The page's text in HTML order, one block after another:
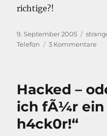
richtige?!
Veröffentlicht
am
9. September 2005
Telefon
3 Kommentarezu
Hacked –
ich fÃ¼r ein
h4ck0r!“